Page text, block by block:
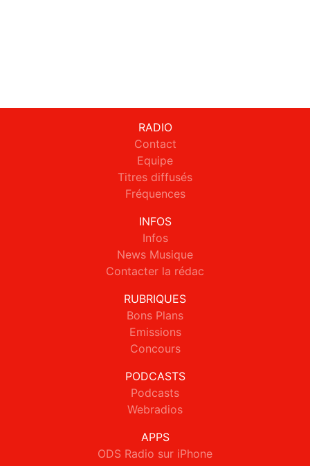
RADIO
Contact
Equipe
Titres diffusés
Fréquences
INFOS
Infos
News Musique
Contacter la rédac
RUBRIQUES
Bons Plans
Emissions
Concours
PODCASTS
Podcasts
Webradios
APPS
ODS Radio sur iPhone